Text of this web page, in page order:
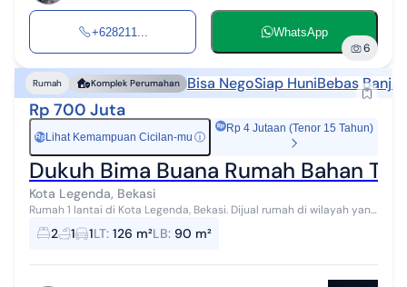
+628211... WhatsApp
6
Rumah Komplek Perumahan Bisa NegoSiap HuniBebas Banjir
Rp 700 Juta
Rp Lihat Kemampuan Cicilan-mu ⓘ
Rp 4 Jutaan (Tenor 15 Tahun)
Dukuh Bima Buana Rumah Bahan
Kota Legenda, Bekasi
Rumah 1 lantai di Kota Legenda, Bekasi. Dijual rumah di wilayah yang
asri dengan pemandangan Dipinggiran kota. Properti 1 lantai ini
berada di lin...
2 1 1LT: 126 m²LB: 90 m²